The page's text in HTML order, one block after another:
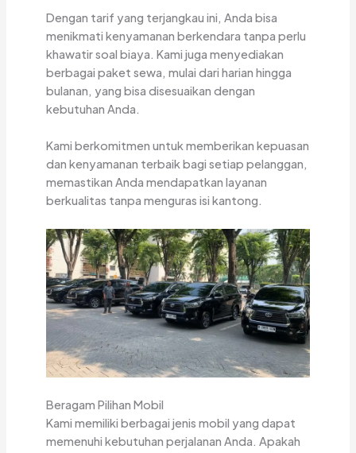
Dengan tarif yang terjangkau ini, Anda bisa
menikmati kenyamanan berkendara tanpa perlu
khawatir soal biaya. Kami juga menyediakan
berbagai paket sewa, mulai dari harian hingga
bulanan, yang bisa disesuaikan dengan
kebutuhan Anda.
Kami berkomitmen untuk memberikan kepuasan
dan kenyamanan terbaik bagi setiap pelanggan,
memastikan Anda mendapatkan layanan
berkualitas tanpa menguras isi kantong.
Beragam Pilihan Mobil
Kami memiliki berbagai jenis mobil yang dapat
memenuhi kebutuhan perjalanan Anda. Apakah